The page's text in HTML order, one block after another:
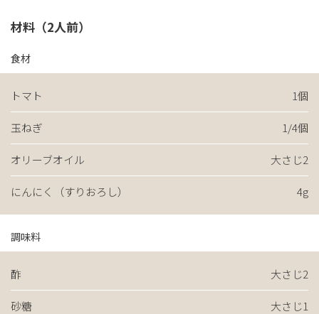
材料（2人前）
食材
トマト 1個
玉ねぎ 1/4個
オリーブオイル 大さじ2
にんにく（すりおろし） 4g
調味料
酢 大さじ2
砂糖 大さじ1